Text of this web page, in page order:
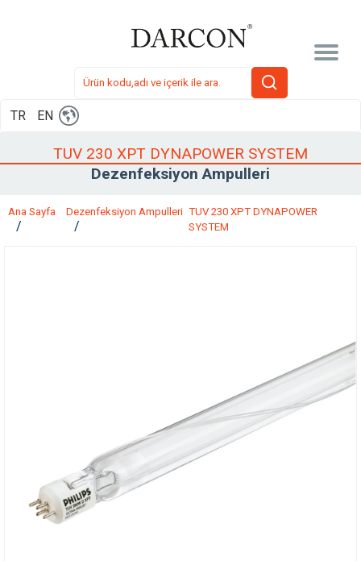
TR EN
TUV 230 XPT DYNAPOWER SYSTEM
Dezenfeksiyon Ampulleri
Ana Sayfa Dezenfeksiyon Ampulleri TUV 230 XPT DYNAPOWER
SYSTEM